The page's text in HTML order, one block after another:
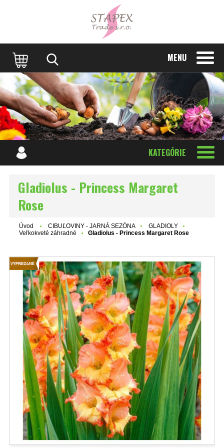
MENU
KATEGÓRIE
Gladiolus - Princess Margaret
Rose
Úvod CIBUĽOVINY - JARNÁ SEZÓNA
GLADIOLY
Veľkokveté záhradné
Gladiolus - Princess Margaret Rose